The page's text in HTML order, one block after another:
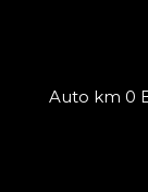
Auto km 0